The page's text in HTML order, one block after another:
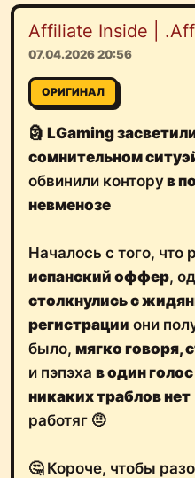
Affiliate Inside | .Aff
07.04.2026 20:56
ОРИГИНАЛ
🗿 LGaming
сомнительном
обвинили конторув
невменозе
Началось с того, что
испанский оффер,
столкнулись с
регистрации они
было, мягко говоря,
и пэпэха в один
никаких траблов нет
работяг 🤨
🤔 Короче, чтобы